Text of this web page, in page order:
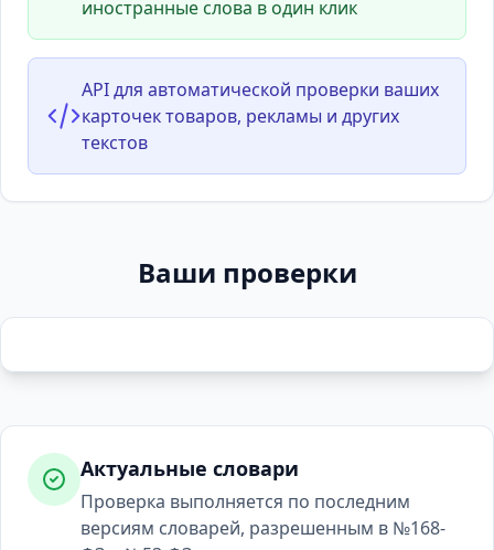
иностранные слова в один клик
API для автоматической проверки ваших
карточек товаров, рекламы и других
текстов
Ваши проверки
Актуальные словари
Проверка выполняется по последним
версиям словарей, разрешенным в №168-